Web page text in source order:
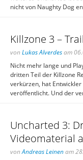
nicht von Naughty Dog
Killzone 3 –
von Lukas Alverdesam
Nicht mehr lange und
dritten Teil der Killzone
verkürzen, hat
veröffentlicht. Und der
Uncharted 3:
Videomaterial
vonAndreas Leinenam